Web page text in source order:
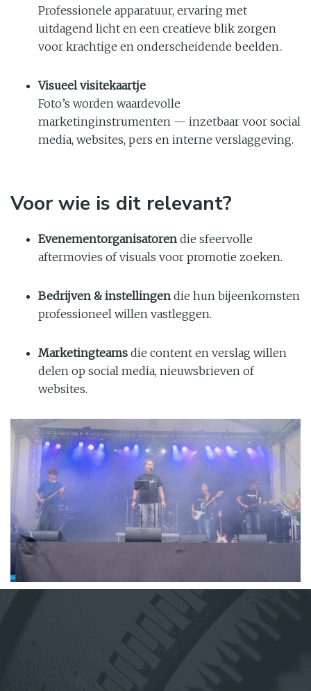
Professionele apparatuur, ervaring met
uitdagend licht en een creatieve blik zorgen
voor krachtige en onderscheidende beelden..
Visueel visitekaartje
Foto’s worden waardevolle
marketinginstrumenten — inzetbaar voor social
media, websites, pers en interne verslaggeving.
Voor wie is dit relevant?
Evenementorganisatoren die sfeervolle
aftermovies of visuals voor promotie zoeken.
Bedrijven & instellingen die hun bijeenkomsten
professioneel willen vastleggen.
Marketingteams die content en verslag willen
delen op social media, nieuwsbrieven of
websites.